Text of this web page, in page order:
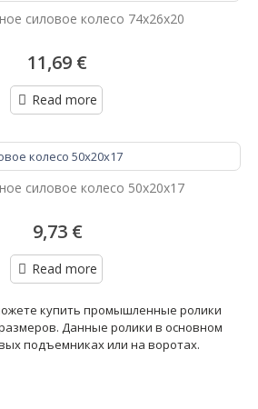
силовое колесо 74х26х20
11,69 €
Read more
силовое колесо 50х20х17
9,73 €
Read more
купить промышленные ролики
Данные ролики в основном
подъемниках или на воротах.